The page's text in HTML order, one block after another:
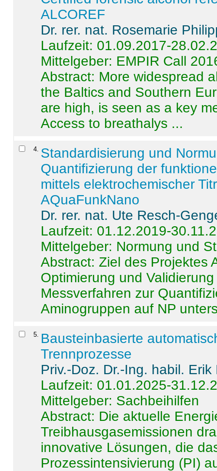
ALCOREF
Dr. rer. nat. Rosemarie
Laufzeit: 01.09.2017-
Mittelgeber: EMPIR Call
Abstract: More widespread
the Baltics and Southern
are high, is seen as a key
Access to breathalys ...
4 Standardisierung und
Quantifizierung der
mittels elektrochemischer
AQuaFunkNano
Dr. rer. nat. Ute Resch-
Laufzeit: 01.12.2019-
Mittelgeber: Normung und
Abstract:Ziel des Projektes
Optimierung und
Messverfahren zur
Aminogruppen auf NP
5
Bausteinbasierte
Trennprozesse
Priv.-Doz. Dr.-Ing. habil. Erik
Laufzeit: 01.01.2025-
Mittelgeber: Sachbeihilfen
Abstract: Die aktuelle
Treibhausgasemissionen
innovative Lösungen, die
Prozessintensivierung (PI)